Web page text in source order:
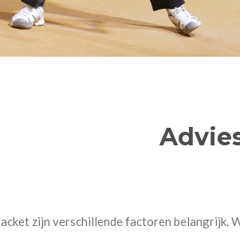
zijn verschillende factoren